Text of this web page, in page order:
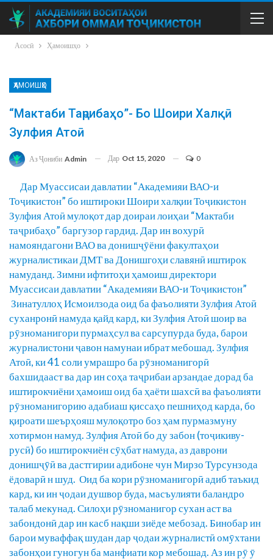
Асосӣ Ҳамоишҳо
ҲАМОИШҲО
“Мактаби Таҷрибаҳо”- Бо Шоири Халқӣ
Зулфия Атоӣ
Аз Ҷониби Admin Дар Oct 15, 2020 0
Дар Муассисаи давлатии “Академияи ВАО-и
Тоҷикистон” бо иштироки Шоири халқии Тоҷикистон
Зулфия Атоӣ мулоқот дар доираи лоиҳаи “Мактаби
таҷрибаҳо” баргузор гардид. Дар ин вохурӣ
намояндагони ВАО ва донишҷӯёни факултаҳои
журналистикаи ДМТ ва Донишгоҳи славянӣ иштирок
намуданд. Зимни ифтитоҳи ҳамоиш директори
Муассисаи давлатии “Академияи ВАО-и Тоҷикистон”
Зинатуллоҳ Исмоилзода оид ба фаъолияти Зулфия Атоӣ
суханронӣ намуда қайд кард, ки Зулфия Атоӣ шоир ва
рӯзноманигори пурмаҳсул ва сарсупурда буда, барои
журналистони ҷавон намунаи ибрат мебошад. Зулфия
Атоӣ, ки 41 соли умрашро ба рӯзноманигорӣ
бахшидааст ва дар ин соҳа таҷрибаи арзандае дорад ба
иштирокчиёни ҳамоиш оид ба ҳаёти шахсӣ ва фаъолияти
рӯзноманигорию адабиаш қиссаҳо пешниҳод карда, бо
қироати шеърҳояш мулоқотро боз ҳам пурмазмуну
хотирмон намуд. Зулфия Атоӣ бо ду забон (тоҷикиву-
русӣ) бо иштирокчиён сӯҳбат намуда, аз даврони
донишҷӯӣ ва дастгирии адибоне чун Мирзо Турсунзода
ёдоварӣ н шуд. Оид ба кори рӯзноманигорӣ адиб таъкид
кард, ки ин ҷодаи душвор буда, масъулияти баландро
талаб мекунад. Силоҳи рӯзноманигор сухан аст ва
забондонӣ дар ин касб нақши зиёде мебозад. Бинобар ин
барои муваффақ шудан дар ҷодаи журналистӣ омӯхтани
забонҳои гуногун ба манфиати кор мебошад. Аз ин рӯ ӯ